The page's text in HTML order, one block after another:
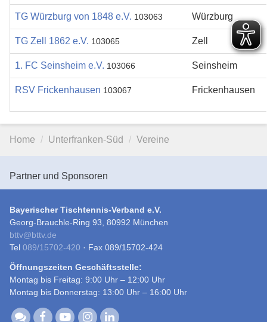
TG Würzburg von 1848 e.V. 103063 Würzburg
TG Zell 1862 e.V. 103065 Zell
1. FC Seinsheim e.V. 103066 Seinsheim
RSV Frickenhausen 103067 Frickenhausen
Home Unterfranken-Süd Vereine
Partner und Sponsoren
Bayerischer Tischtennis-Verband e.V.
Georg-Brauchle-Ring 93, 80992 München
bttv@bttv.de
Tel 089/15702-420 · Fax 089/15702-424
Öffnungszeiten Geschäftsstelle:
Montag bis Freitag: 9:00 Uhr – 12:00 Uhr
Montag bis Donnerstag: 13:00 Uhr – 16:00 Uhr